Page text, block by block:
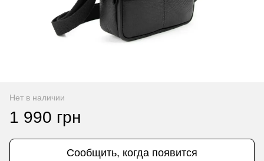
Нет в наличии
1 990 грн
Сообщить, когда появится